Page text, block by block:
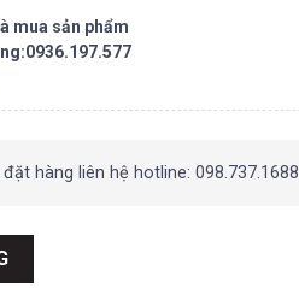
mua sản phẩm
hàng liên hệ hotline: 098.737.1688
số lượng